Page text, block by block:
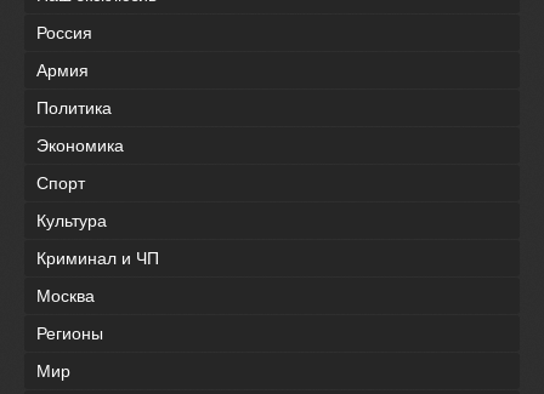
Россия
Армия
Политика
Экономика
Спорт
Культура
Криминал и ЧП
Москва
Регионы
Мир